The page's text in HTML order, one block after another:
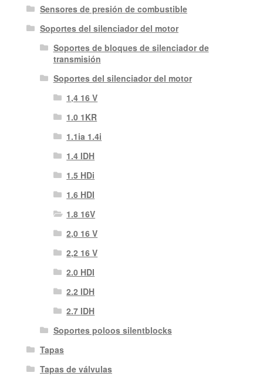
Sensores de presión de combustible
Soportes del silenciador del motor
Soportes de bloques de silenciador de
transmisión
Soportes del silenciador del motor
1,4 16 V
1.0 1KR
1.1ia 1.4i
1.4 IDH
1.5 HDi
1.6 HDI
1.8 16V
2,0 16 V
2,2 16 V
2.0 HDI
2.2 IDH
2.7 IDH
Soportes poloos silentblocks
Tapas
Tapas de válvulas